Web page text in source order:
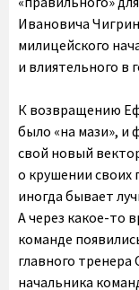
Ивановича
милицейского
и влиятельного в
К возвращению
было «на мази», и
свой новый
о крушении своих
иногда бывает
А через какое-то
команде
главного
начальника